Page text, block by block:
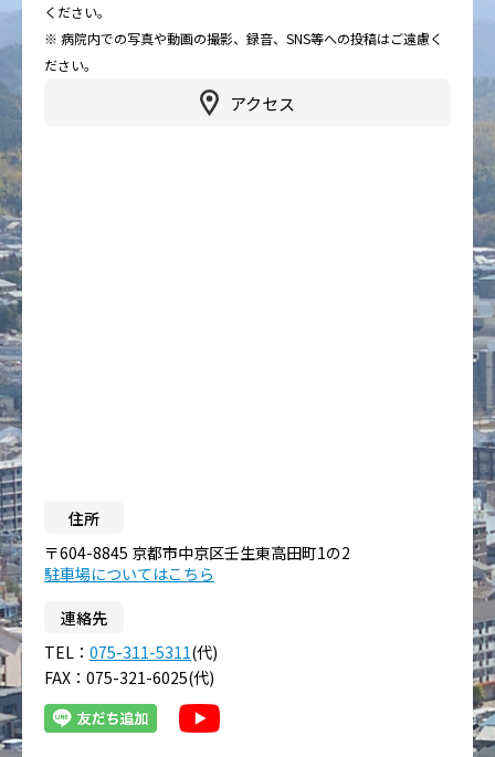
アクセス
住所
〒604-8845 京都市中京区壬生東高田町1の2
駐車場についてはこちら
連絡先
TEL： 075-311-5311(代)
FAX：075-321-6025(代)
ください。
※ 病院内での写真や動画の撮影、録音、SNS等への投稿はご遠慮く
ださい。